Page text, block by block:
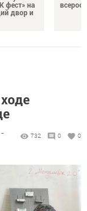
фест» на
двор и
732 0 0